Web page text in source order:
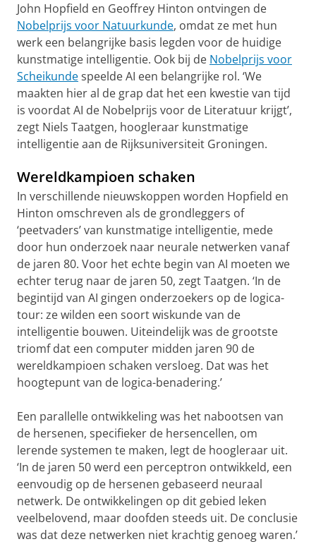
John Hopfield en Geoffrey Hinton ontvingen de
Nobelprijs voor Natuurkunde, omdat ze met hun
werk een belangrijke basis legden voor de huidige
kunstmatige intelligentie. Ook bij de Nobelprijs voor
Scheikundespeelde AI een belangrijke rol. ‘We
maakten hier al de grap dat het een kwestie van tijd
is voordat AI de Nobelprijs voor de Literatuur krijgt’,
zegt Niels Taatgen, hoogleraar kunstmatige
intelligentie aan de Rijksuniversiteit Groningen.
Wereldkampioen schaken
In verschillende nieuwskoppen worden Hopfield en
Hinton omschreven als de grondleggers of
‘peetvaders’ van kunstmatige intelligentie, mede
door hun onderzoek naar neurale netwerken vanaf
de jaren 80. Voor het echte begin van AI moeten we
echter terug naar de jaren 50, zegt Taatgen. ‘In de
begintijd van AI gingen onderzoekers op de logica-
tour: ze wilden een soort wiskunde van de
intelligentie bouwen. Uiteindelijk was de grootste
triomf dat een computer midden jaren 90 de
wereldkampioen schaken versloeg. Dat was het
hoogtepunt van de logica-benadering.’
Een parallelle ontwikkeling was het nabootsen van
de hersenen, specifieker de hersencellen, om
lerende systemen te maken, legt de hoogleraar uit.
‘In de jaren 50 werd een perceptron ontwikkeld, een
eenvoudig op de hersenen gebaseerd neuraal
netwerk. De ontwikkelingen op dit gebied leken
veelbelovend, maar doofden steeds uit. De conclusie
was dat deze netwerken niet krachtig genoeg waren.’